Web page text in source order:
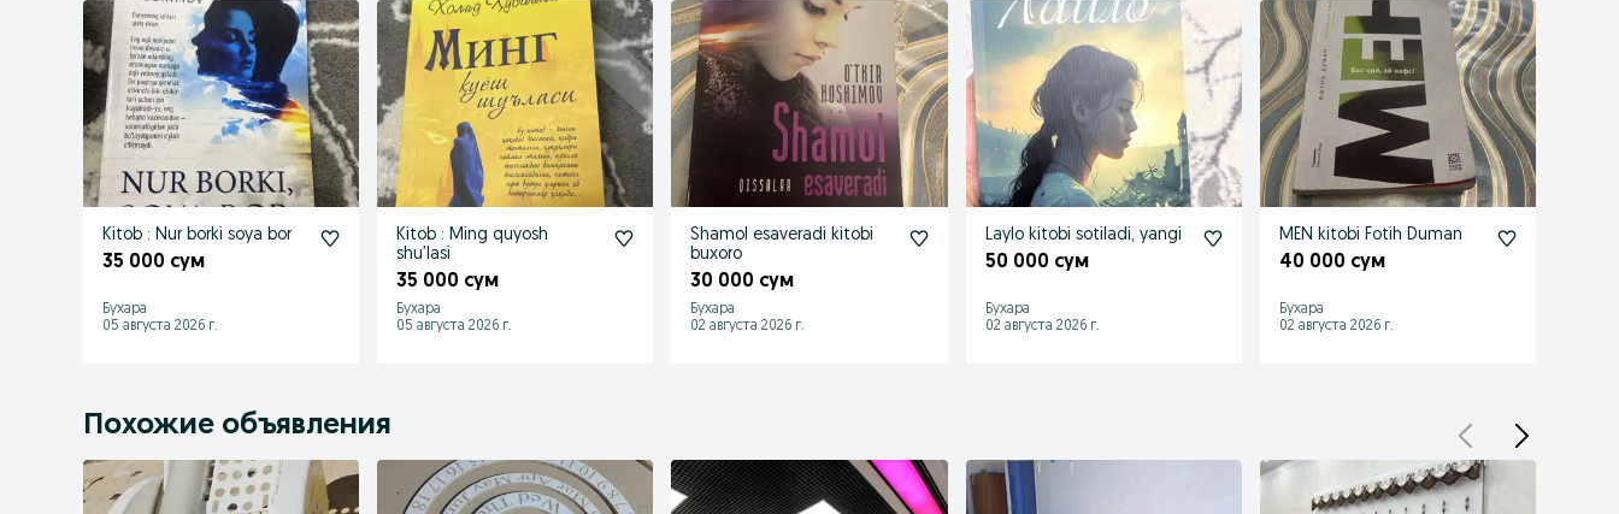
Kitob : Nur borki soya bor
35 000 сум
Бухара
05 августа 2026 г.
Kitob : Ming quyosh
shu’lasi
35 000 сум
Бухара
05 августа 2026 г.
Shamol esaveradi kitobi
buxoro
30 000 сум
Бухара
02 августа 2026 г.
Laylo kitobi sotiladi, yangi
50 000 сум
Бухара
02 августа 2026 г.
MEN kitobi Fotih Duman
40 000 сум
Бухара
02 августа 2026 г.
Похожие объявления